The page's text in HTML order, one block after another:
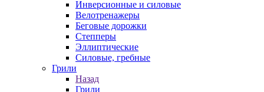
Инверсионные и силовые
Велотренажеры
Беговые дорожки
Степперы
Эллиптические
Силовые, гребные
Грили
Назад
Грили